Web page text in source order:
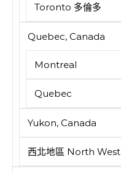
Toronto 多倫多
Quebec, Canada
Montreal
Quebec
Yukon, Canada
西北地區 North West